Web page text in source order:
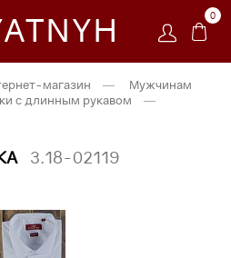
0
магазин —
Мужчинам
с длинным рукавом
—
3.18-02119